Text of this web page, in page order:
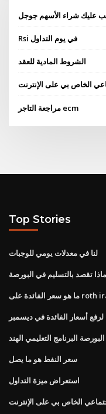
عليك شراء الأسهم جوجل
Rsi في يوم التداول
الشروط المادية للعقد
الخاص بي على الإنترنت
مراجعة التاجر ecm
Top Stories
لنا في معدلات يومي للوجبات
ماذا تقصد بالتسليم في البورصة
أسعار الفائدة في ديسمبر
البورصة البرنامج التعليمي الهند
سعر النفط هو ما يصل
استعراض ميزة التداول
الخاص بي على الإنترنت